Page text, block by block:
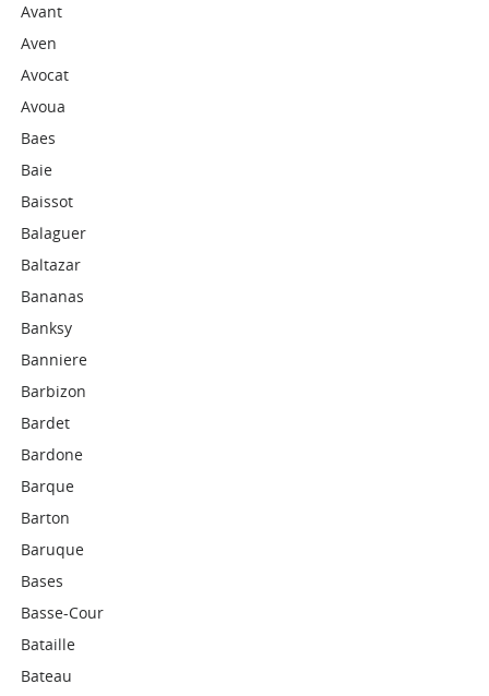
Avant
Aven
Avocat
Avoua
Baes
Baie
Baissot
Balaguer
Baltazar
Bananas
Banksy
Banniere
Barbizon
Bardet
Bardone
Barque
Barton
Baruque
Bases
Basse-Cour
Bataille
Bateau